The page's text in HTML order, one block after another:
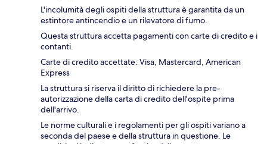
L'incolumità degli ospiti della struttura è garantita da un
estintore antincendio e un rilevatore di fumo.
Questa struttura accetta pagamenti con carte di credito e i
contanti.
Carte di credito accettate: Visa, Mastercard, American
Express
La struttura si riserva il diritto di richiedere la pre-
autorizzazione della carta di credito dell'ospite prima
dell'arrivo.
Le norme culturali e i regolamenti per gli ospiti variano a
seconda del paese e della struttura in questione. Le